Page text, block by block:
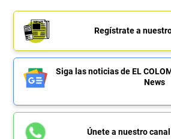
Regístrate a
Siga las noticias de EL
News
Únete a nuestro